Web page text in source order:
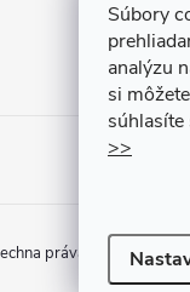
Súbory
analýzu
si
>>
práva vyhrazena.